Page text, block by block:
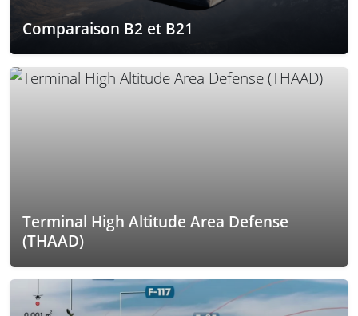
Comparaison B2 et B21
Terminal High Altitude Area Defense
(THAAD)